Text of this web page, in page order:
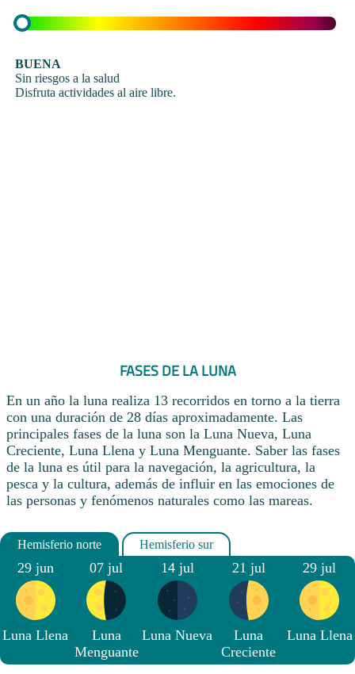
BUENA
Sin riesgos a la salud
Disfruta actividades al aire libre.
FASES DE LA LUNA
En un año la luna realiza 13 recorridos en torno a la tierra
con una duración de 28 días aproximadamente. Las
principales fases de la luna son la Luna Nueva, Luna
Creciente, Luna Llena y Luna Menguante. Saber las fases
de la luna es útil para la navegación, la agricultura, la
pesca y la cultura, además de influir en las emociones de
las personas y fenómenos naturales como las mareas.
29 jun
Luna Llena
07 jul
Luna
Menguante
14 jul
Luna Nueva
21 jul
Luna
Creciente
29 jul
Luna Llena